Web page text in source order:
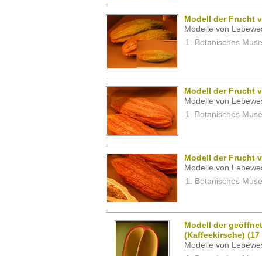
Modell der Frucht
Modelle von
Botanisches
Modell der Frucht
Modelle von
Botanisches
Modell der Frucht
Modelle von
Botanisches
Modell der
(Kaffeekirsche) (17
Modelle von